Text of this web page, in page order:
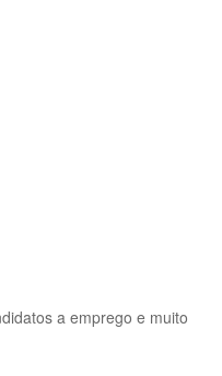
a emprego e muito